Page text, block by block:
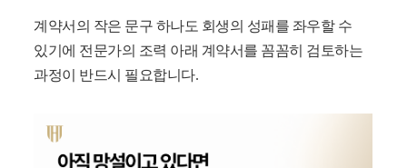
계약서의 작은 문구 하나도 회생의 성패를 좌우할 수
있기에 전문가의 조력 아래 계약서를 꼼꼼히 검토하는
과정이 반드시 필요합니다.